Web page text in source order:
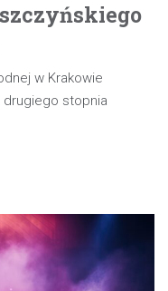
w Krakowie
drugiego stopnia